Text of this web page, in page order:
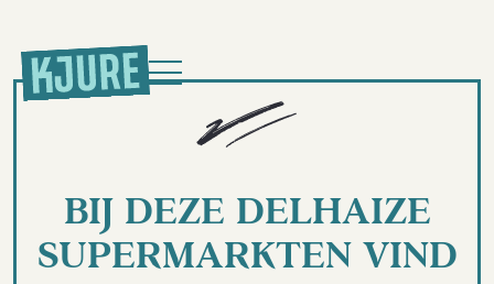
BIJ DEZE DELHAIZE
SUPERMARKTEN VIND